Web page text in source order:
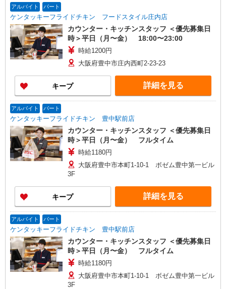
アルバイト パート
ケンタッキーフライドチキン フードスタイル庄内店
カウンター・キッチンスタッフ ＜優先募集日
時＞平日（月〜金） 18:00〜23:00
時給1200円
大阪府豊中市庄内西町2-23-23
キープ 詳細を見る
アルバイト パート
ケンタッキーフライドチキン 豊中駅前店
カウンター・キッチンスタッフ ＜優先募集日
時＞平日（月〜金） フルタイム
時給1180円
大阪府豊中市本町1-10-1 ボゼム豊中第一ビル
3F
キープ 詳細を見る
アルバイト パート
ケンタッキーフライドチキン 豊中駅前店
カウンター・キッチンスタッフ ＜優先募集日
時＞平日（月〜金） フルタイム
時給1180円
大阪府豊中市本町1-10-1 ボゼム豊中第一ビル
3F